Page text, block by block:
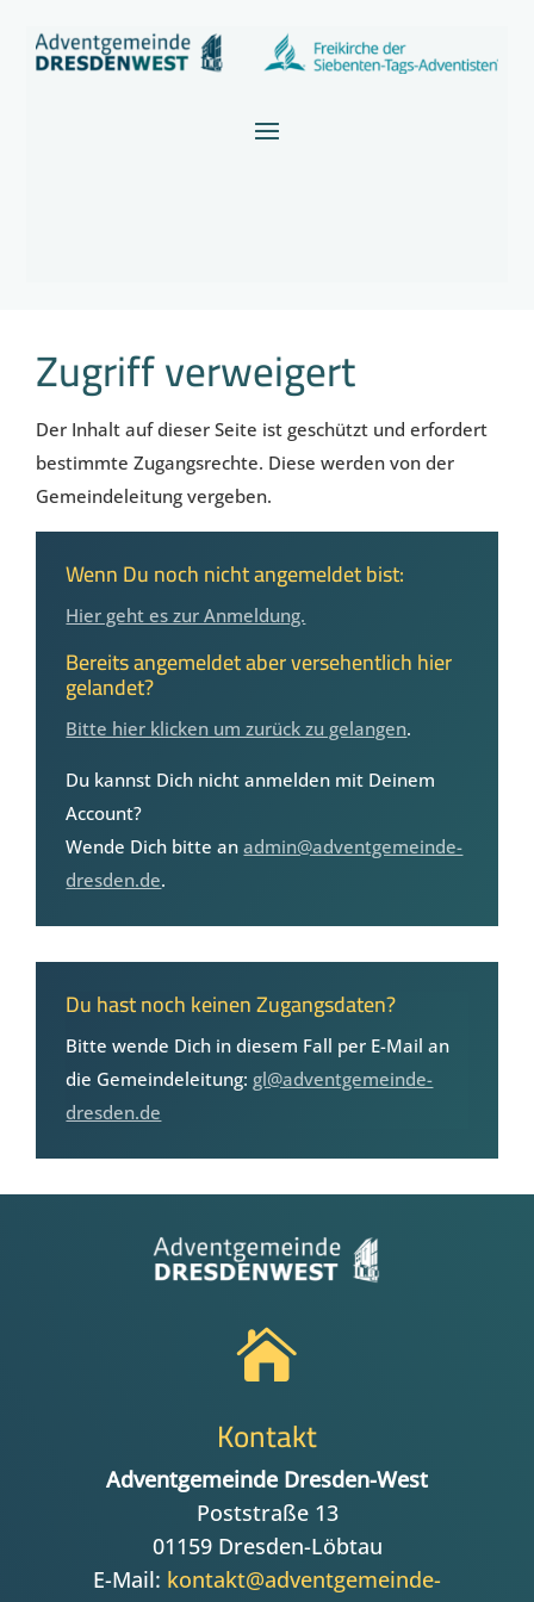
Zugriff verweigert
Der Inhalt auf dieser Seite ist geschützt und erfordert
bestimmte Zugangsrechte. Diese werden von der
Gemeindeleitung vergeben.
Wenn Du noch nicht angemeldet bist:
Hier geht es zur Anmeldung.
Bereits angemeldet aber versehentlich hier
gelandet?
Bitte hier klicken um zurück zu gelangen.
Du kannst Dich nicht anmelden mit Deinem
Account?
Wende Dich bitte anadmin@adventgemeinde-
dresden.de.
Du hast noch keinen Zugangsdaten?
Bitte wende Dich in diesem Fall per E-Mail an
die Gemeindeleitung: gl@adventgemeinde-
dresden.de

Kontakt
Adventgemeinde Dresden-West
Poststraße 13
01159 Dresden-Löbtau
E-Mail: kontakt@adventgemeinde-